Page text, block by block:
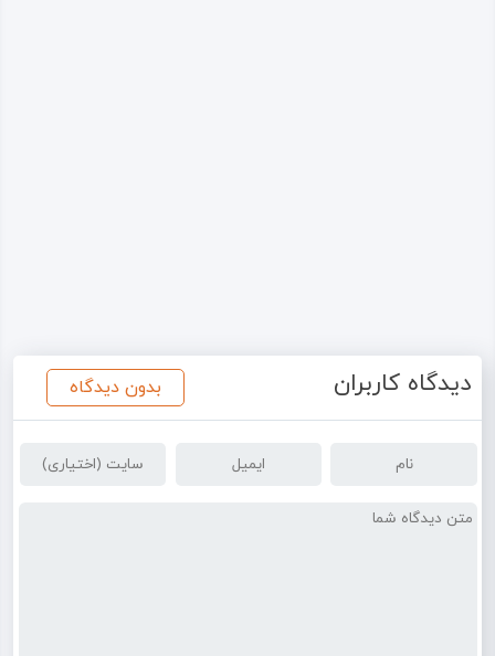
دیدگاه کاربران بدون دیدگاه